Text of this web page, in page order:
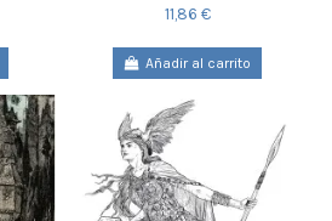
11,86 €
Añadir al carrito